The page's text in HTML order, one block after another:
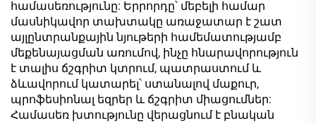
համասեռությունը: Երրորդը՝ մեբելի համար
մասնիկավոր տախտակը առաջատար է շատ
այլընտրանքային նյութերի համեմատությամբ
մեքենայացման առումով, ինչը հնարավորություն
է տալիս ճշգրիտ կտրում, պատրաստում և
ձևավորում կատարել՝ ստանալով մաքուր,
պրոֆեսիոնալ եզրեր և ճշգրիտ միացումներ:
Համասեռ խտությունը վերացնում է բնական